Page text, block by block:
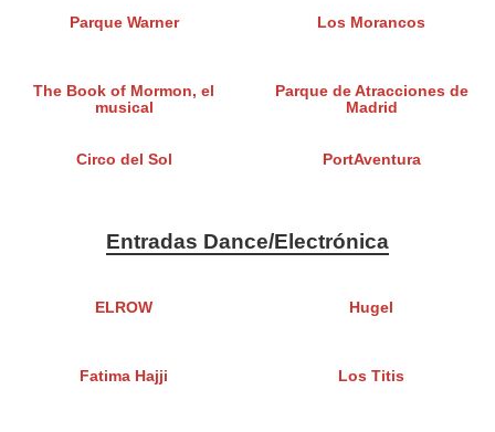
Parque Warner Los Morancos
The Book of Mormon, el
musical
Parque de Atracciones de
Madrid
Circo del Sol PortAventura
Entradas Dance/Electrónica
ELROW Hugel
Fatima Hajji Los Titis